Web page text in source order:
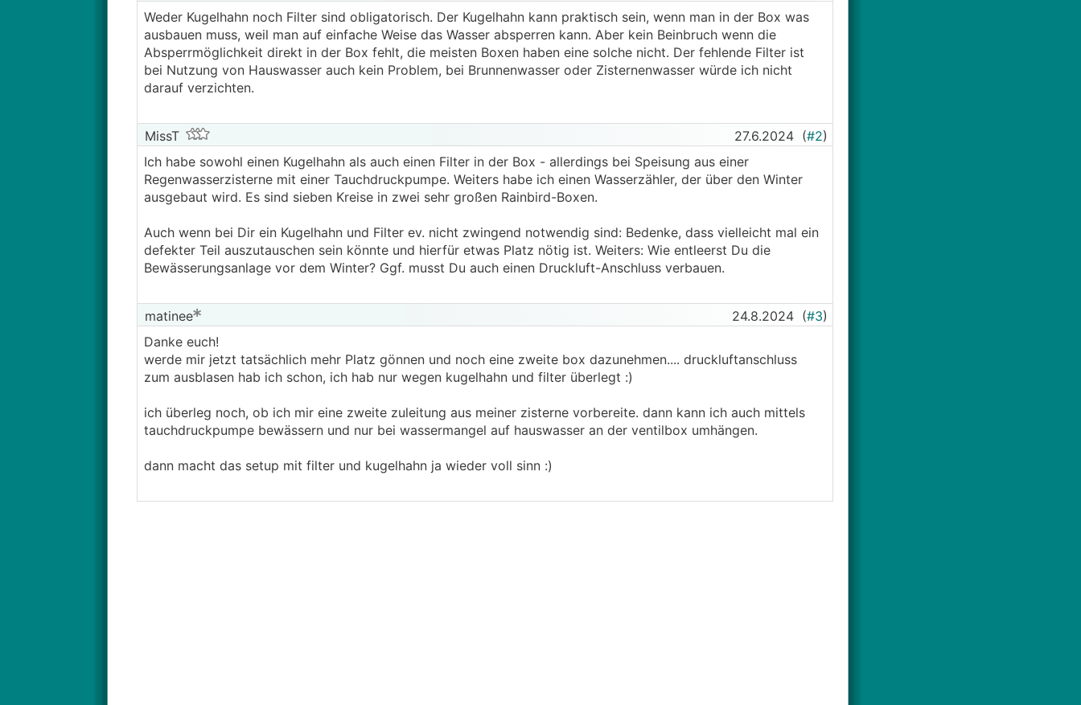
Weder Kugelhahn noch Filter sind obligatorisch. Der Kugelhahn kann praktisch sein, wenn man in der Box was
ausbauen muss, weil man auf einfache Weise das Wasser absperren kann. Aber kein Beinbruch wenn die
Absperrmöglichkeit direkt in der Box fehlt, die meisten Boxen haben eine solche nicht. Der fehlende Filter ist
bei Nutzung von Hauswasser auch kein Problem, bei Brunnenwasser oder Zisternenwasser würde ich nicht
darauf verzichten.
MissT 27.6.2024 (#2)
Ich habe sowohl einen Kugelhahn als auch einen Filter in der Box - allerdings bei Speisung aus einer
Regenwasserzisterne mit einer Tauchdruckpumpe. Weiters habe ich einen Wasserzähler, der über den Winter
ausgebaut wird. Es sind sieben Kreise in zwei sehr großen Rainbird-Boxen.
Auch wenn bei Dir ein Kugelhahn und Filter ev. nicht zwingend notwendig sind: Bedenke, dass vielleicht mal ein
defekter Teil auszutauschen sein könnte und hierfür etwas Platz nötig ist. Weiters: Wie entleerst Du die
Bewässerungsanlage vor dem Winter? Ggf. musst Du auch einen Druckluft-Anschluss verbauen.
matinee 24.8.2024 (#3)
Danke euch!
werde mir jetzt tatsächlich mehr Platz gönnen und noch eine zweite box dazunehmen.... druckluftanschluss
zum ausblasen hab ich schon, ich hab nur wegen kugelhahn und filter überlegt :)
ich überleg noch, ob ich mir eine zweite zuleitung aus meiner zisterne vorbereite. dann kann ich auch mittels
tauchdruckpumpe bewässern und nur bei wassermangel auf hauswasser an der ventilbox umhängen.
dann macht das setup mit filter und kugelhahn ja wieder voll sinn :)